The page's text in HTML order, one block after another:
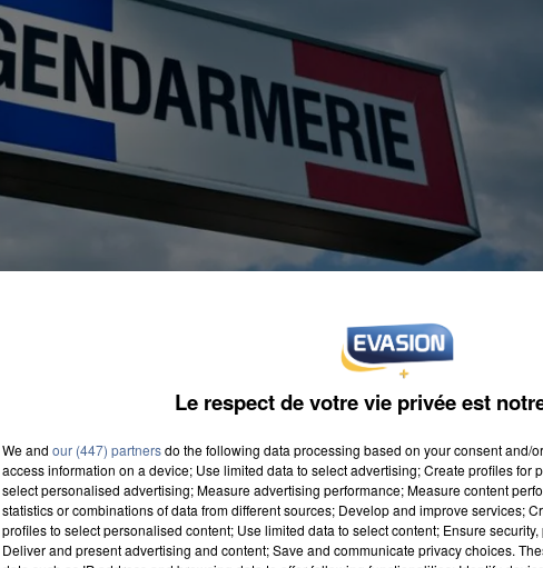
Le respect de votre vie privée est
We and our (447) partnersdo the following data processing based on your consent and/
access information on a device; Use limited data to select advertising; Create profiles for
select personalised advertising; Measure advertising performance; Measure content
statistics or combinations of data from different sources; Develop and improve services;
profiles to select personalised content; Use limited data to select content; Ensure
Deliver and present advertising and content; Save and communicate privacy choices.